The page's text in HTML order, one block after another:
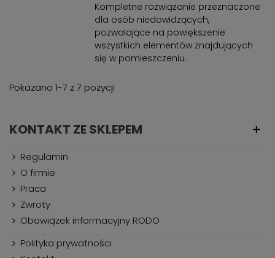
Kompletne rozwiązanie przeznaczone
dla osób niedowidzących,
pozwalające na powiększenie
wszystkich elementów znajdujących
się w pomieszczeniu.
Pokazano 1-7 z 7 pozycji
KONTAKT ZE SKLEPEM
Regulamin
O firmie
Praca
Zwroty
Obowiązek informacyjny RODO
Polityka prywatności